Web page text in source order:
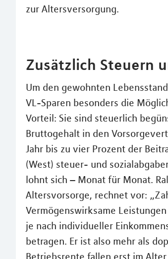
zur Altersversorgung.
Zusätzlich Steuern
Um den gewohnten
VL-Sparen besonders die
Vorteil: Sie sind steuerlich
Bruttogehalt in den
Jahr bis zu vier Prozent der
(West) steuer- und
lohnt sich – Monat für Monat.
Altersvorsorge, rechnet vor:
Vermögenswirksame
je nach individueller
betragen. Er ist also mehr als
Betriebsrente fallen erst im